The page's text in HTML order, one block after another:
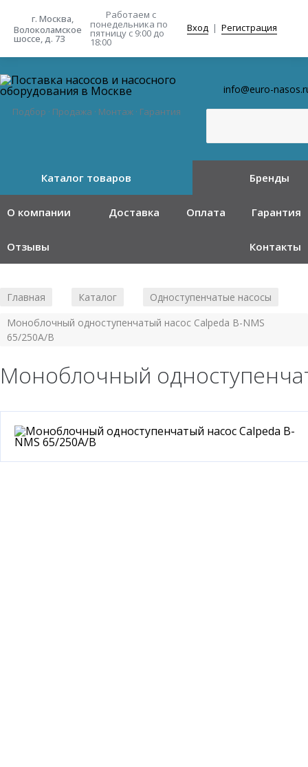
г. Москва,
Волоколамское
шоссе, д. 73
Работаем с
понедельника по
пятницу с 9:00 до
18:00
Вход | Регистрация
Подбор · Продажа · Монтаж · Гарантия
info@euro-
Каталог товаров Бренды
О компании Доставка Оплата Гарантия
Отзывы Контакты
Главная Каталог Одноступенчатые насосы
Моноблочный одноступенчатый насос Calpeda B-NMS
65/250A/B
Моноблочный